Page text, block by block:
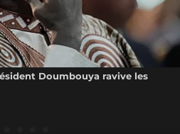
Doumbouya ravive les